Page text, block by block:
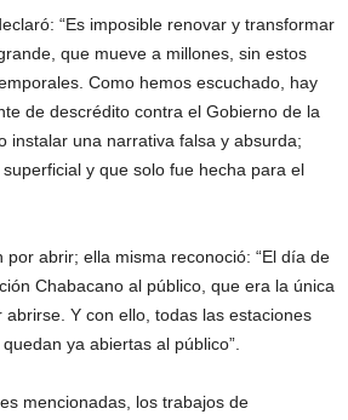
“Es imposible renovar y transformar
que mueve a millones, sin estos
Como hemos escuchado, hay
de descrédito contra el Gobierno de la
instalar una narrativa falsa y absurda;
y que solo fue hecha para el
por abrir; ella misma reconoció: “El día de
Chabacano al público, que era la única
Y con ello, todas las estaciones
ya abiertas al público”.
mencionadas, los trabajos de